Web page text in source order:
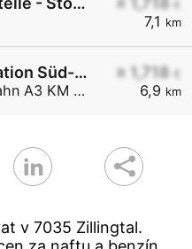
€
7,1 km
≥ 1,718 €
6,9 km
OMV - Hornstein Raststation Süd-Ostautobahn A3 KM 27,6
Raststation Sued-Ostautobahn A3 KM 27,6
v 7035 Zillingtal.